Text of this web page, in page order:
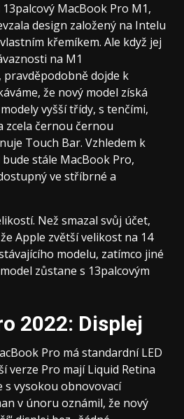
MacBook Pro M1,
design založený na Intelu
křemíkem. Ale když jej
na M1
dojde k
že nový model získá
vyšší třídy, s tenčími,
zcela černou černou
Touch Bar. Vzhledem k
stále MacBook Pro,
ve stříbrné a
Než smazal svůj účet,
Apple zvětší velikost na 14
modelu, zatímco jiné
zůstane s 13palcovým
2022: Displej
Pro má standardní LED
verze Pro mají Liquid Retina
s vysokou obnovovací
v únoru oznámil, že nový